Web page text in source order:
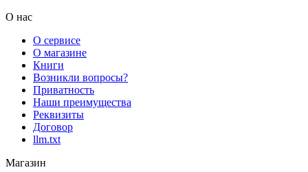
О нас
О сервисе
О магазине
Книги
Возникли вопросы?
Приватность
Наши преимущества
Реквизиты
Договор
llm.txt
Магазин